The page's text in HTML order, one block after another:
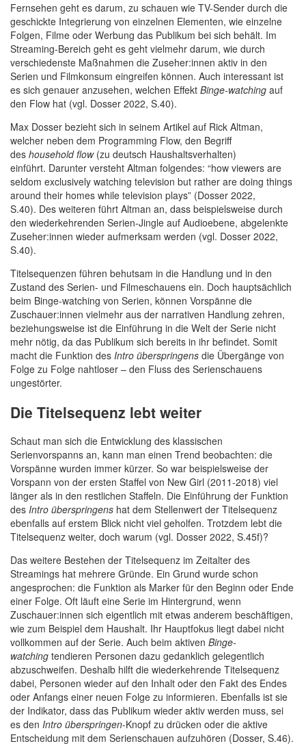
Fernsehen geht es darum, zu schauen wie TV-Sender durch die
geschickte Integrierung von einzelnen Elementen, wie einzelne
Folgen, Filme oder Werbung das Publikum bei sich behält. Im
Streaming-Bereich geht es geht vielmehr darum, wie durch
verschiedenste Maßnahmen die Zuseher:innen aktiv in den
Serien und Filmkonsum eingreifen können. Auch interessant ist
es sich genauer anzusehen, welchen Effekt Binge-watching auf
den Flow hat (vgl. Dosser 2022, S.40).
Max Dosser bezieht sich in seinem Artikel auf Rick Altman,
welcher neben dem Programming Flow, den Begriff
des household flow (zu deutsch Haushaltsverhalten)
einführt. Darunter versteht Altman folgendes: “how viewers are
seldom exclusively watching television but rather are doing things
around their homes while television plays” (Dosser 2022,
S.40). Des weiteren führt Altman an, dass beispielsweise durch
den wiederkehrenden Serien-Jingle auf Audioebene, abgelenkte
Zuseher:innen wieder aufmerksam werden (vgl. Dosser 2022,
S.40).
Titelsequenzen führen behutsam in die Handlung und in den
Zustand des Serien- und Filmeschauens ein. Doch hauptsächlich
beim Binge-watching von Serien, können Vorspänne die
Zuschauer:innen vielmehr aus der narrativen Handlung zehren,
beziehungsweise ist die Einführung in die Welt der Serie nicht
mehr nötig, da das Publikum sich bereits in ihr befindet. Somit
macht die Funktion des Intro überspringens die Übergänge von
Folge zu Folge nahtloser – den Fluss des Serienschauens
ungestörter.
Die Titelsequenz lebt weiter
Schaut man sich die Entwicklung des klassischen
Serienvorspanns an, kann man einen Trend beobachten: die
Vorspänne wurden immer kürzer. So war beispielsweise der
Vorspann von der ersten Staffel von New Girl (2011-2018) viel
länger als in den restlichen Staffeln. Die Einführung der Funktion
des Intro überspringens hat dem Stellenwert der Titelsequenz
ebenfalls auf erstem Blick nicht viel geholfen. Trotzdem lebt die
Titelsequenz weiter, doch warum (vgl. Dosser 2022, S.45f)?
Das weitere Bestehen der Titelsequenz im Zeitalter des
Streamings hat mehrere Gründe. Ein Grund wurde schon
angesprochen: die Funktion als Marker für den Beginn oder Ende
einer Folge. Oft läuft eine Serie im Hintergrund, wenn
Zuschauer:innen sich eigentlich mit etwas anderem beschäftigen,
wie zum Beispiel dem Haushalt. Ihr Hauptfokus liegt dabei nicht
vollkommen auf der Serie. Auch beim aktiven Binge-
watching tendieren Personen dazu gedanklich gelegentlich
abzuschweifen. Deshalb hilft die wiederkehrende Titelsequenz
dabei, Personen wieder auf den Inhalt oder den Fakt des Endes
oder Anfangs einer neuen Folge zu informieren. Ebenfalls ist sie
der Indikator, dass das Publikum wieder aktiv werden muss, sei
es den Intro überspringen-Knopf zu drücken oder die aktive
Entscheidung mit dem Serienschauen aufzuhören (Dosser, S.46).